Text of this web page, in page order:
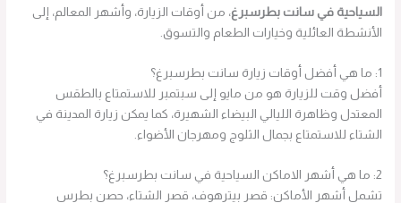
السياحية في سانت بطرسبرغ، من أوقات الزيارة، وأشهر المعالم، إلى
الأنشطة العائلية وخيارات الطعام والتسوق.
1: ما هي أفضل أوقات زيارة سانت بطرسبرغ؟
أفضل وقت للزيارة هو من مايو إلى سبتمبر للاستمتاع بالطقس
المعتدل وظاهرة الليالي البيضاء الشهيرة، كما يمكن زيارة المدينة في
الشتاء للاستمتاع بجمال الثلوج ومهرجان الأضواء.
2: ما هي أشهر الاماكن السياحية في سانت بطرسبرغ؟
تشمل أشهر الأماكن: قصر بيترهوف، قصر الشتاء، حصن بطرس